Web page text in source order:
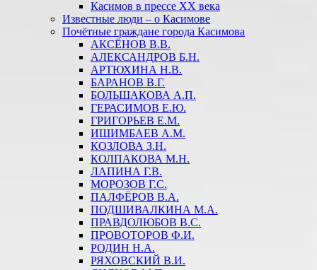
Касимов в прессе XX века
Известные люди – о Касимове
Почётные граждане города Касимова
АКСЁНОВ В.В.
АЛЕКСАНДРОВ Б.Н.
АРТЮХИНА Н.В.
БАРАНОВ В.Г.
БОЛЬШАКОВА А.П.
ГЕРАСИМОВ Е.Ю.
ГРИГОРЬЕВ Е.М.
ИШИМБАЕВ А.М.
КОЗЛОВА З.Н.
КОЛПАКОВА М.Н.
ЛАПИНА Г.В.
МОРОЗОВ Г.С.
ПАЛФЁРОВ В.А.
ПОДШИВАЛКИНА М.А.
ПРАВДОЛЮБОВ В.С.
ПРОВОТОРОВ Ф.И.
РОДИН Н.А.
РЯХОВСКИЙ В.И.